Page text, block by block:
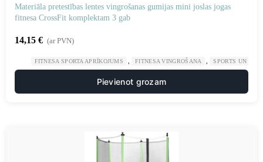
Materiāla pretestības lentes vingrošanas gumijas mini joslas jogas
fitnesa CrossFit komplektam 3 gab
14,15 € (ar PVN)
FITNESA SPORTA APRĪKOJUMS FITNESA VINGROŠANA SPORTS UN
Pievienot grozam